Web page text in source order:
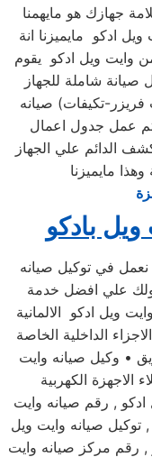
جهازك هو مايهمنا
ادكو مايميزنا انة
وايت ويل ادكو يقوم
شاملة للجهاز
تكيفات) صيانه
عمل جدول اعمال
الدائم علي الجهاز
بادكو
نعمل في توكيل صيانه
علي افضل خدمة
ويل ادكو الالمانية
الداخلية الخاصة
• وكيل صيانه وايت
الاجهزة الكهربية
ادكو , رقم صيانه وايت
توكيل صيانه وايت ويل
, رقم مركز صيانه وايت